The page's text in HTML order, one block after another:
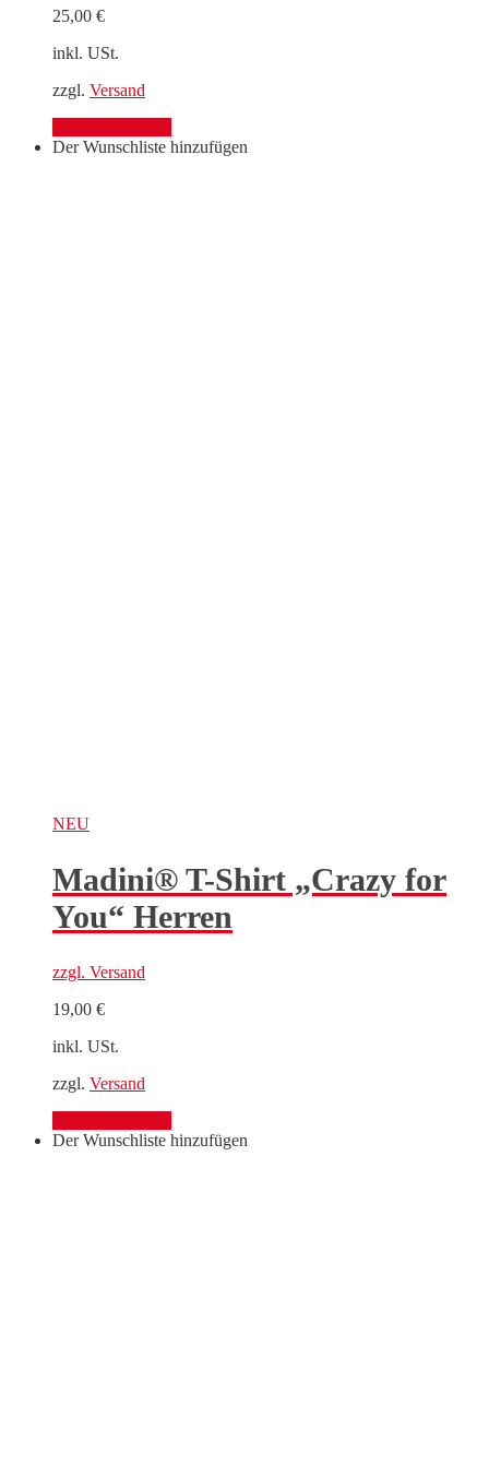
25,00 €
inkl. USt.
zzgl. Versand
Der Wunschliste hinzufügen
NEU
Madini® T-Shirt „Crazy for
You“ Herren
zzgl. Versand
19,00 €
inkl. USt.
zzgl. Versand
Der Wunschliste hinzufügen